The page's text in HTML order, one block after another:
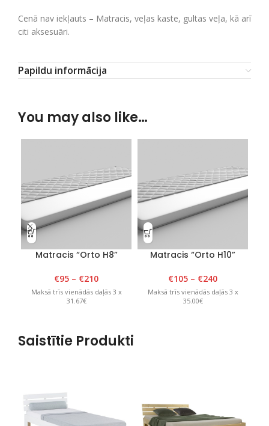
Cenā nav iekļauts – Matracis, veļas kaste, gultas veļa, kā arī
citi aksesuāri.
Papildu informācija
You may also like…
Matracis “Orto H8”
€95 – €210
Maksā trīs vienādās daļās 3 x
31.67€
Matracis “Orto H10”
€105 – €240
Maksā trīs vienādās daļās 3 x
35.00€
Saistītie Produkti